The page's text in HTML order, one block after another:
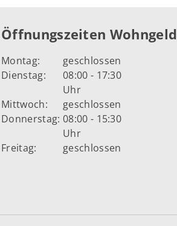
Öffnungszeiten Wohngeld
Montag:
geschlossen
Dienstag:
08:00 - 17:30
Uhr
Mittwoch:
geschlossen
Donnerstag: 08:00 - 15:30
Uhr
Freitag:
geschlossen